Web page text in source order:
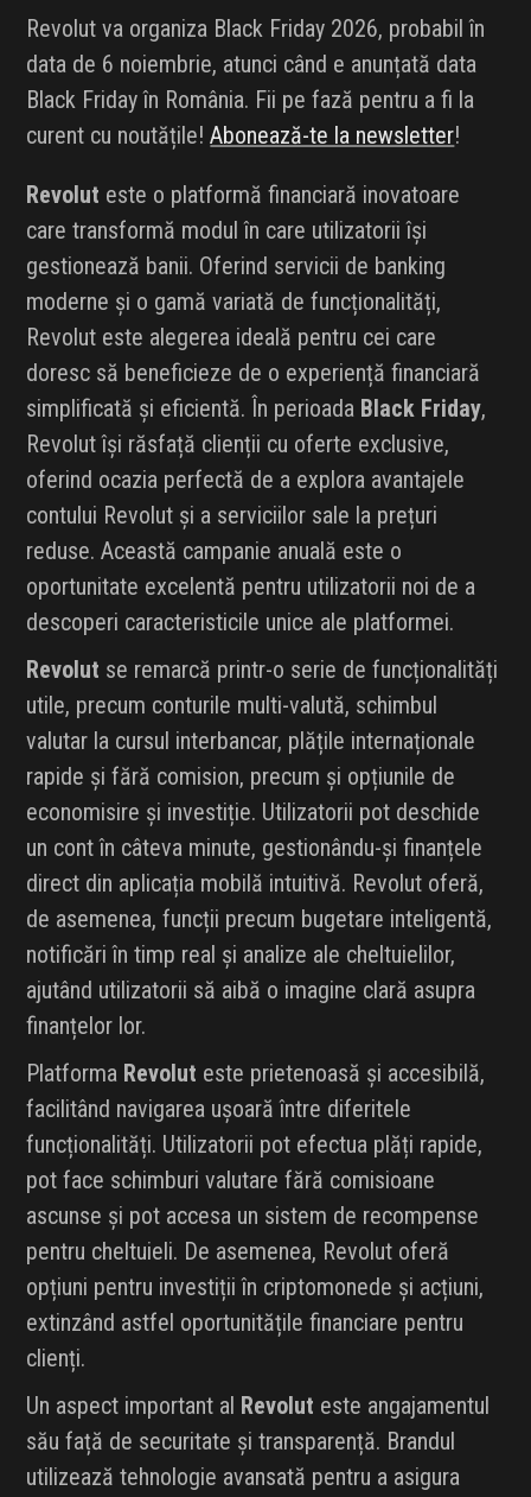
ȘTIRI
FAVORITE
Revolut va organiza Black Friday 2026, probabil în
data de 6 noiembrie, atunci când e anunțată data
Black Friday în România. Fii pe fază pentru a fi la
curent cu noutățile!Abonează-te la newsletter!
Revolut este o platformă financiară inovatoare
care transformă modul în care utilizatorii își
gestionează banii. Oferind servicii de banking
moderne și o gamă variată de funcționalități,
Revolut este alegerea ideală pentru cei care
doresc să beneficieze de o experiență financiară
simplificată și eficientă. În perioada Black Friday,
Revolut își răsfață clienții cu oferte exclusive,
oferind ocazia perfectă de a explora avantajele
contului Revolut și a serviciilor sale la prețuri
reduse. Această campanie anuală este o
oportunitate excelentă pentru utilizatorii noi de a
descoperi caracteristicile unice ale platformei.
Revolut se remarcă printr-o serie de funcționalități
utile, precum conturile multi-valută, schimbul
valutar la cursul interbancar, plățile internaționale
rapide și fără comision, precum și opțiunile de
economisire și investiție. Utilizatorii pot deschide
un cont în câteva minute, gestionându-și finanțele
direct din aplicația mobilă intuitivă. Revolut oferă,
de asemenea, funcții precum bugetare inteligentă,
notificări în timp real și analize ale cheltuielilor,
ajutând utilizatorii să aibă o imagine clară asupra
finanțelor lor.
Platforma Revolut este prietenoasă și accesibilă,
facilitând navigarea ușoară între diferitele
funcționalități. Utilizatorii pot efectua plăți rapide,
pot face schimburi valutare fără comisioane
ascunse și pot accesa un sistem de recompense
pentru cheltuieli. De asemenea, Revolut oferă
opțiuni pentru investiții în criptomonede și acțiuni,
extinzând astfel oportunitățile financiare pentru
clienți.
Un aspect important al Revolut este angajamentul
său față de securitate și transparență. Brandul
utilizează tehnologie avansată pentru a asigura